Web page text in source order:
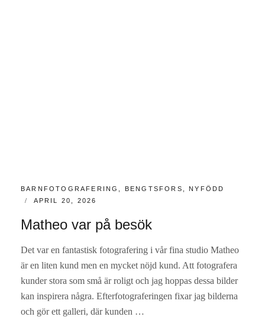
KATEGORIER:
BARNFOTOGRAFERING BENGTSFORS
NYFÖDD
PUBLICERAT
APRIL 20, 2026
Matheo var på besök
Det var en fantastisk fotografering i vår fina studio Matheo
är en liten kund men en mycket nöjd kund. Att fotografera
kunder stora som små är roligt och jag hoppas dessa bilder
kan inspirera några. Efterfotograferingen fixar jag bilderna
och gör ett galleri, där kunden …